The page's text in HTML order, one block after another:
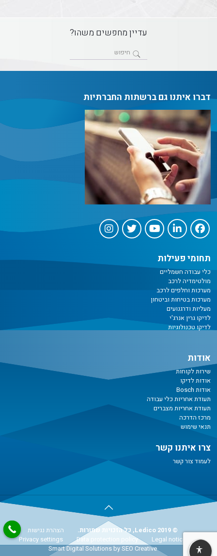
עדיין מחפשים משהו?
דברו איתנו גם ברשתות החברתיות
תחומי פעילות
כלי עבודה חשמליים
מולטימדיה לרכב
מערכות וחלפים לרכב
מערכות בטיחות וביטחון
מעליות ודרגנועים
לדיקו גרין אנרג'י
לדיקו טכנולוגיות
אודות
שירות לקוחות
אודות לדיקו
אודות Bosch
תעודת אחריות כלי עבודה
תעודת אחריות מצברים
מרכז הדרכה
תנאי שימוש
צרו איתנו קשר
לעמוד צור קשר
© Ledico 2019, כל הזכויות שמורות.
הצהרת נגישות
Legal notice
Data protection policy
Privacy settings
Smart Digital Solutionsby SEO Creative